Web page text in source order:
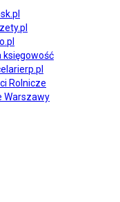
księgowość
Rolnicze
Warszawy